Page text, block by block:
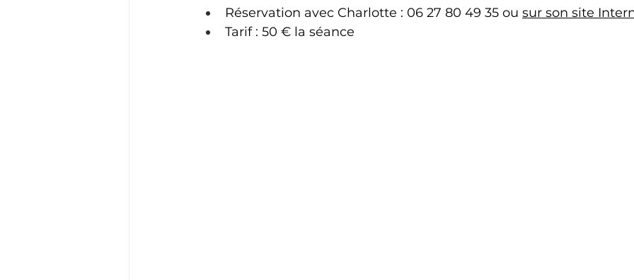
Réservation avec Charlotte : 06 27 80 49 35 ou sur son site
Tarif : 50 € la séance